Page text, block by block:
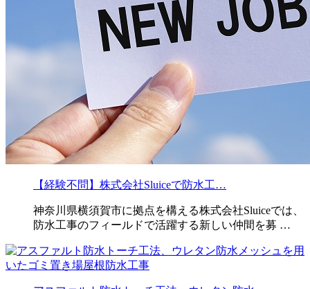
【経験不問】株式会社Sluiceで防水工…
神奈川県横須賀市に拠点を構える株式会社Sluiceでは、
防水工事のフィールドで活躍する新しい仲間を募 …